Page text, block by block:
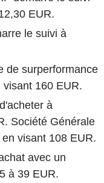
EUR.
le suivi à
de surperformance
160 EUR.
à
Société Générale
visant 108 EUR.
avec un
à 39 EUR.